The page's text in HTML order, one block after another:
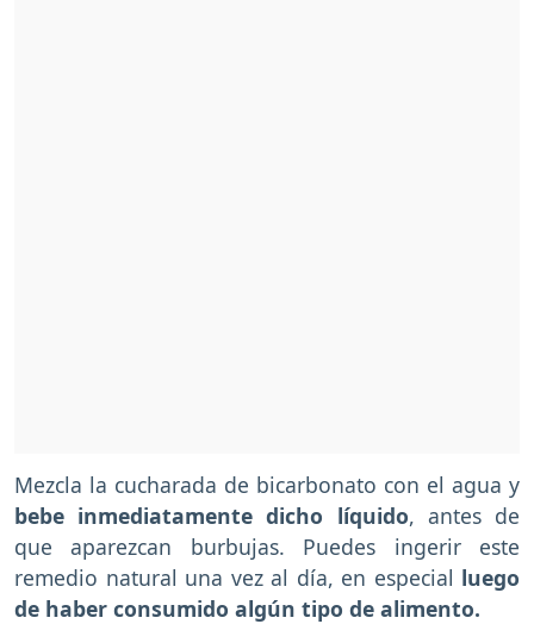
Mezcla la cucharada de bicarbonato con el agua y
bebe inmediatamente dicho líquido, antes de
que aparezcan burbujas. Puedes ingerir este
remedio natural una vez al día, en especial luego
de haber consumido algún tipo de alimento.